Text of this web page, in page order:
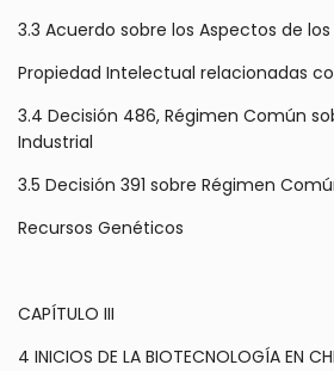
3.3 Acuerdo sobre los Aspectos de
Propiedad Intelectual relacionadas
3.4 Decisión 486, Régimen Común
Industrial
3.5 Decisión 391 sobre Régimen
Recursos Genéticos
CAPÍTULO III
4 INICIOS DE LA BIOTECNOLOGÍA EN